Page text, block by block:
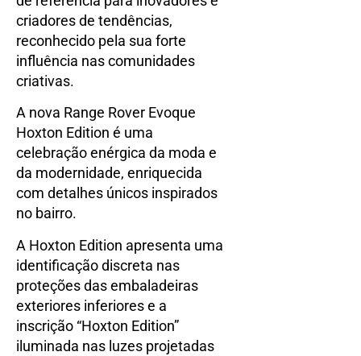
criadores de tendências,
reconhecido pela sua forte
influência nas comunidades
criativas.
A nova Range Rover Evoque
Hoxton Edition é uma
celebração enérgica da moda e
da modernidade, enriquecida
com detalhes únicos inspirados
no bairro.
A Hoxton Edition apresenta uma
identificação discreta nas
proteções das embaladeiras
exteriores inferiores e a
inscrição “Hoxton Edition”
iluminada nas luzes projetadas